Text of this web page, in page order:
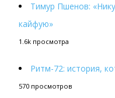
Тимур Пшенов:
кайфую»
1.6k просмотра
Ритм-72: история,
570 просмотров